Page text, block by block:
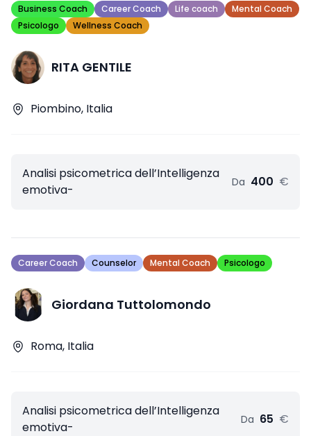
Business Coach Career Coach Life coach
Mental Coach
Psicologo
Wellness Coach
RITA GENTILE
Piombino, Italia
Analisi psicometrica dell’Intelligenza
emotiva-
Da 400 €
Career Coach Counselor Mental Coach Psicologo
Giordana Tuttolomondo
Roma, Italia
Analisi psicometrica dell’Intelligenza
emotiva-
Da 65 €